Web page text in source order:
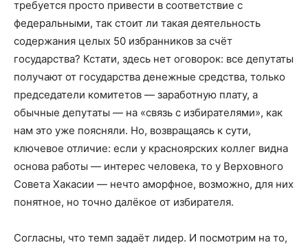
требуется просто привести в соответствие с
федеральными, так стоит ли такая деятельность
содержания целых 50 избранников за счёт
государства? Кстати, здесь нет оговорок: все депутаты
получают от государства денежные средства, только
председатели комитетов — заработную плату, а
обычные депутаты — на «связь с избирателями», как
нам это уже поясняли. Но, возвращаясь к сути,
ключевое отличие: если у красноярских коллег видна
основа работы — интерес человека, то у Верховного
Совета Хакасии — нечто аморфное, возможно, для них
понятное, но точно далёкое от избирателя.
Согласны, что темп задаёт лидер. И посмотрим на то,